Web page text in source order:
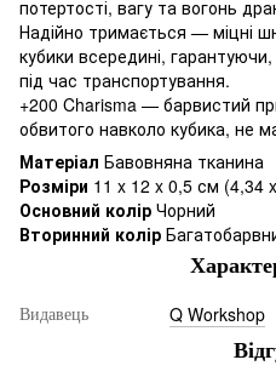
потертості, вагу та вогонь
Надійно тримається — міцні
кубики всередині,
під час транспортування.
+200 Charisma — барвистий
обвитого навколо кубика, не
Матеріал Бавовняна тканина
Розміри 11 x 12 x 0,5 см (4,34
Основний колір Чорний
Вторинний колір
Видавець
Q Workshop